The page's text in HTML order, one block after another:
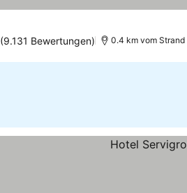
(9.131 Bewertungen) 0.4 km vom